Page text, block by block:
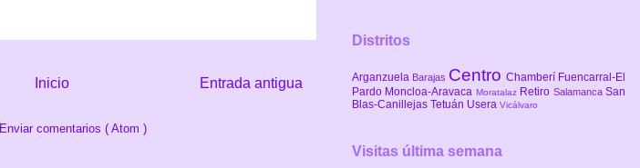
Entrada antigua
Inicio
Enviar comentarios ( Atom )
Distritos
Arganzuela Barajas Centro Chamberí Fuencarral-El
Pardo Moncloa-Aravaca Moratalaz Retiro SalamancaSan
Blas-Canillejas Tetuán Usera Vicálvaro
Visitas última semana